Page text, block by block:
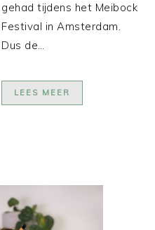
gehad tijdens het Meibock
Festival in Amsterdam.
Dus de…
LEES MEER